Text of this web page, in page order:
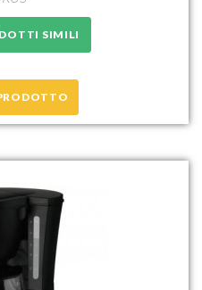
SIMILI